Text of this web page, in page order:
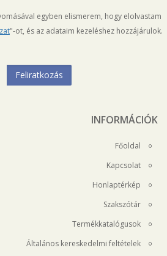
egyben elismerem, hogy elolvastam
"-ot, és az adataim kezeléshez hozzájárulok.
INFORMÁCIÓK
Főoldal
Kapcsolat
Honlaptérkép
Szakszótár
Termékkatalógusok
Általános kereskedelmi feltételek